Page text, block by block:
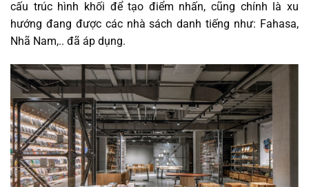
cấu trúc hình khối để tạo điểm nhấn, cũng chính là xu
hướng đang được các nhà sách danh tiếng như: Fahasa,
Nhã Nam,.. đã áp dụng.